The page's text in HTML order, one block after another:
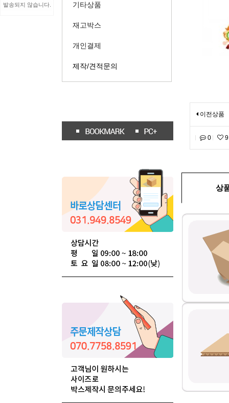
발송되지 않습니다.
기타상품
재고박스
개인결제
제작/견적문의
이전상품
0 9
상